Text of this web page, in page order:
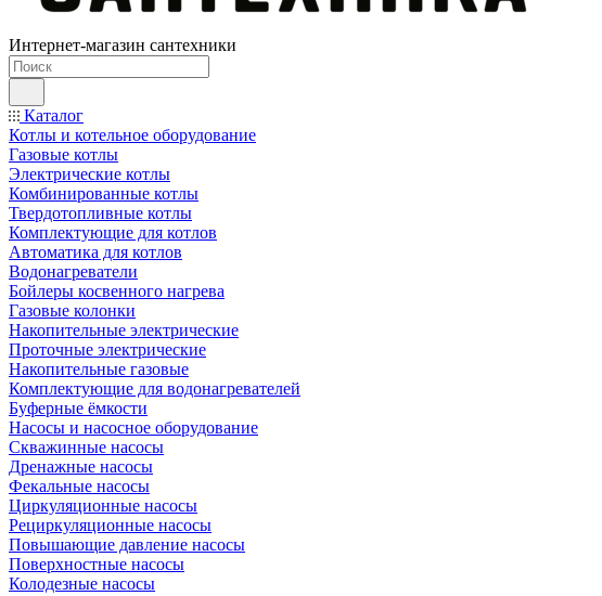
Интернет-магазин сантехники
Каталог
Котлы и котельное оборудование
Газовые котлы
Электрические котлы
Комбинированные котлы
Твердотопливные котлы
Комплектующие для котлов
Автоматика для котлов
Водонагреватели
Бойлеры косвенного нагрева
Газовые колонки
Накопительные электрические
Проточные электрические
Накопительные газовые
Комплектующие для водонагревателей
Буферные ёмкости
Насосы и насосное оборудование
Скважинные насосы
Дренажные насосы
Фекальные насосы
Циркуляционные насосы
Рециркуляционные насосы
Повышающие давление насосы
Поверхностные насосы
Колодезные насосы